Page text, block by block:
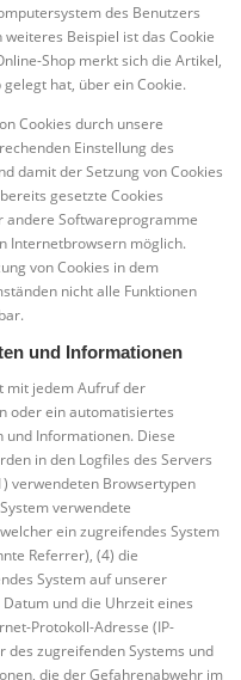
des Benutzers
Beispiel ist das Cookie
Shop merkt sich die Artikel,
hat, über ein Cookie.
Cookies durch unsere
Einstellung des
damit der Setzung von Cookies
gesetzte Cookies
andere Softwareprogramme
Internetbrowsern möglich.
von Cookies in dem
nicht alle Funktionen
und Informationen
mit jedem Aufruf der
oder ein automatisiertes
und Informationen. Diese
in den Logfiles des Servers
verwendeten Browsertypen
verwendete
ein zugreifendes System
Referrer), (4) die
System auf unserer
und die Uhrzeit eines
Protokoll-Adresse (IP-
des zugreifenden Systems und
die der Gefahrenabwehr im